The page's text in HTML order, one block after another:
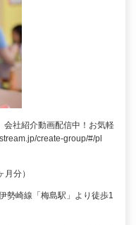
会社紹介動画配信中！お気軽
create-group/#/pl
分）
勢崎線「梅島駅」より徒歩1